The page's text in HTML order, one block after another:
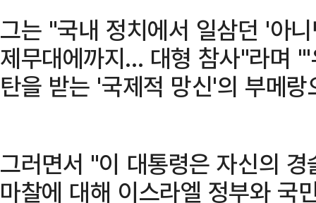
그는 "국내 정치에서 일삼던 '아
제무대에까지... 대형 참사"라며
탄을 받는 '국제적 망신'의 부메
그러면서 "이 대통령은 자신의
마찰에 대해 이스라엘 정부와 국